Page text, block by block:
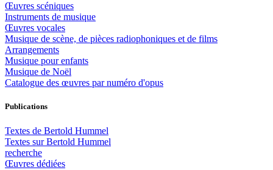
Œuvres scéniques
Instruments de musique
Œuvres vocales
Musique de scène, de pièces radiophoniques et de films
Arrangements
Musique pour enfants
Musique de Noël
Catalogue des œuvres par numéro d'opus
Publications
Textes de Bertold Hummel
Textes sur Bertold Hummel
recherche
Œuvres dédiées